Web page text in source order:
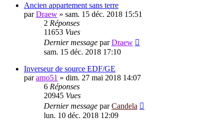
Ancien appartement sans terre
parDraew » sam. 15 déc. 2018 15:51
2 Réponses
11653 Vues
Dernier message parDraew
sam. 15 déc. 2018 17:10
Inverseur de source EDF/GE
pararno51 » dim. 27 mai 2018 14:07
6 Réponses
20945 Vues
Dernier message parCandela
lun. 10 déc. 2018 12:09